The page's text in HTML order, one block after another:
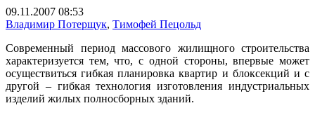
09.11.2007 08:53
Владимир Потерщук, Тимофей Пецольд
Современный период массового жилищного строительства
характеризуется тем, что, с одной стороны, впервые может
осуществиться гибкая планировка квартир и блоксекций и с
другой – гибкая технология изготовления индустриальных
изделий жилых полносборных зданий.